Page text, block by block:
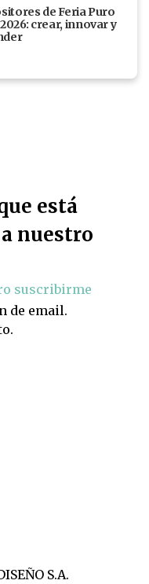
de Feria Puro
crear, innovar y
está
nuestro
suscribirme
de email.
S.A.